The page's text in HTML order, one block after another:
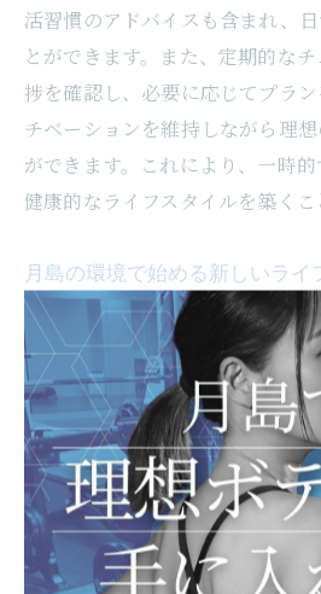
活習慣のアドバイスも含まれ、
とができます。また、定期的な
捗を確認し、必要に応じてプラ
チベーションを維持しながら理
ができます。これにより、一時
健康的なライフスタイルを築くこ
月島の環境で始める新しいライ
月島での新しいライフスタイルの
を活かしたフィットネス環境から
ルジムでは、地元のコミュニティ
グの効果を最大限に引き出すため
す。都市の中心に位置することで
に自然にフィットネスを取り入れ
に、ジムでは心理的サポートも
トレスを軽減し、メンタルヘル